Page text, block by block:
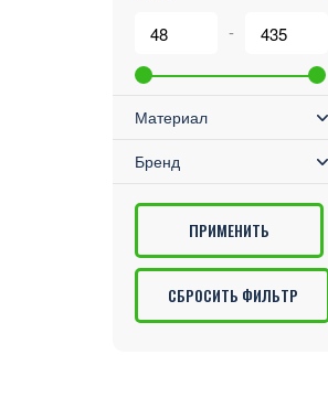
-
Материал
Бренд
СБРОСИТЬ ФИЛЬТР